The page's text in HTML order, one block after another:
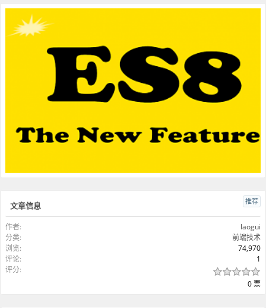
推荐
文章信息
作者:
laogui
分类:
前端技术
浏览:
74,970
评论:
1
评分:
0 票